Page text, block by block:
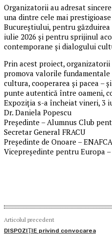
Organizatorii au adresat
una dintre cele mai
Bucureștiului, pentru
iulie 2026 și pentru sprijinul
contemporane și dialogului
Prin acest proiect,
promova valorile fundamentale
cultura, cooperarea și pacea –
punte autentică între oameni,
Expoziția s-a încheiat vineri, 3
Dr. Daniela Popescu
Președinte – Alumnus Club
Secretar General FRACU
Președinte de Onoare –
Vicepreședinte pentru Europa –
Articolul precedent
DISPOZIŢIE privind convocarea